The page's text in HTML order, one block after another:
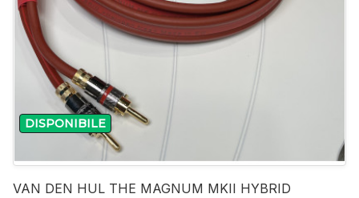
DISPONIBILE
VAN DEN HUL THE MAGNUM MKII HYBRID